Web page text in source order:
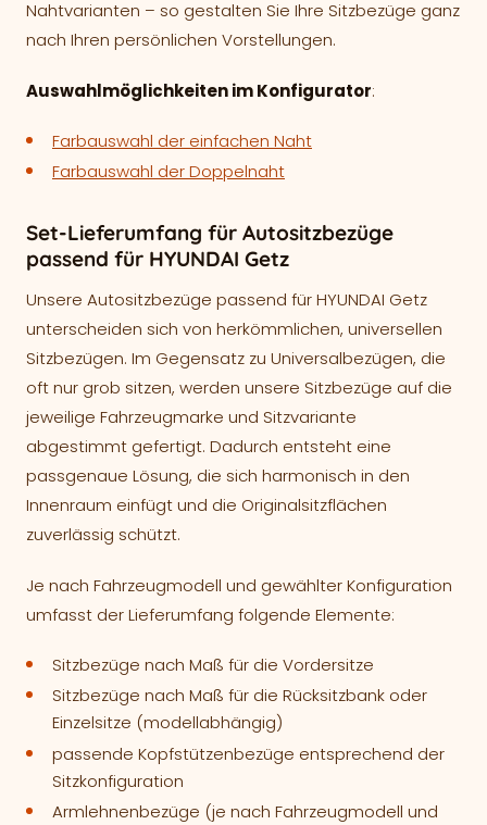
Nahtvarianten – so gestalten Sie Ihre Sitzbezüge ganz
nach Ihren persönlichen Vorstellungen.
Auswahlmöglichkeiten im Konfigurator:
Farbauswahl der einfachen Naht
Farbauswahl der Doppelnaht
Set-Lieferumfang für Autositzbezüge
passend für HYUNDAI Getz
Unsere Autositzbezüge passend für HYUNDAI Getz
unterscheiden sich von herkömmlichen, universellen
Sitzbezügen. Im Gegensatz zu Universalbezügen, die
oft nur grob sitzen, werden unsere Sitzbezüge auf die
jeweilige Fahrzeugmarke und Sitzvariante
abgestimmt gefertigt. Dadurch entsteht eine
passgenaue Lösung, die sich harmonisch in den
Innenraum einfügt und die Originalsitzflächen
zuverlässig schützt.
Je nach Fahrzeugmodell und gewählter Konfiguration
umfasst der Lieferumfang folgende Elemente:
Sitzbezüge nach Maß für die Vordersitze
Sitzbezüge nach Maß für die Rücksitzbank oder
Einzelsitze (modellabhängig)
passende Kopfstützenbezüge entsprechend der
Sitzkonfiguration
Armlehnenbezüge (je nach Fahrzeugmodell und